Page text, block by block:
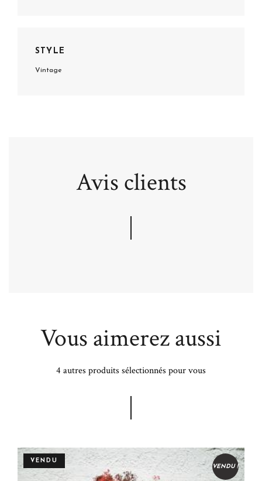
STYLE
Vintage
Avis clients
Vous aimerez aussi
4 autres produits sélectionnés pour vous
VENDU !
VENDU